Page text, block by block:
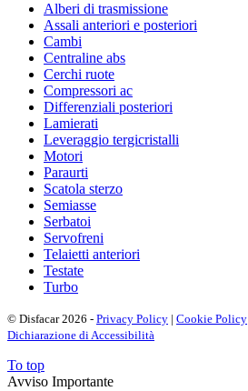
Alberi di trasmissione
Assali anteriori e posteriori
Cambi
Centraline abs
Cerchi ruote
Compressori ac
Differenziali posteriori
Lamierati
Leveraggio tergicristalli
Motori
Paraurti
Scatola sterzo
Semiasse
Serbatoi
Servofreni
Telaietti anteriori
Testate
Turbo
© Disfacar 2026 - Privacy Policy | Cookie Policy
Dichiarazione di Accessibilità
To top
Avviso Importante